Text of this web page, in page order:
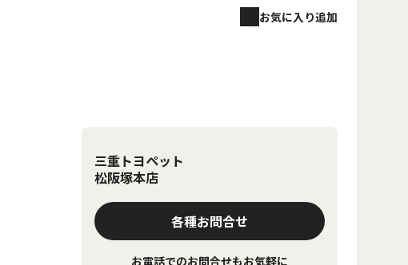
お気に入り追加
三重トヨペット
松阪塚本店
各種お問合せ
お電話でのお問合せもお気軽に